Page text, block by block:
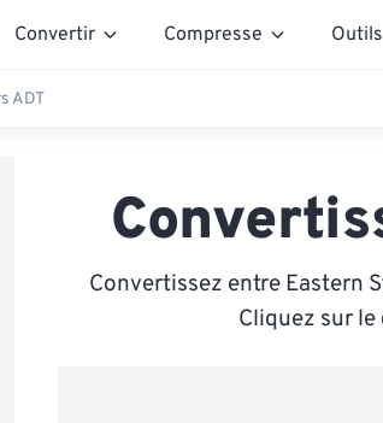
Convertir Compresse Outils
ADT
Convertissez entre Eastern
Cliquez sur